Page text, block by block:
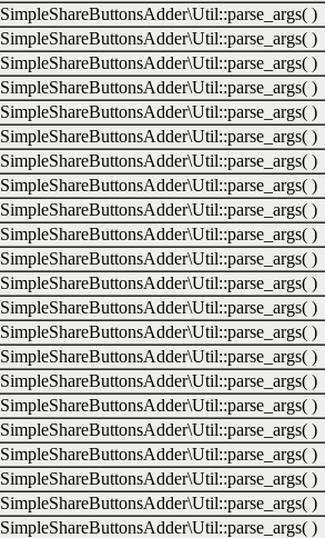
SimpleShareButtonsAdder\Util::parse_args( )
SimpleShareButtonsAdder\Util::parse_args( )
SimpleShareButtonsAdder\Util::parse_args( )
SimpleShareButtonsAdder\Util::parse_args( )
SimpleShareButtonsAdder\Util::parse_args( )
SimpleShareButtonsAdder\Util::parse_args( )
SimpleShareButtonsAdder\Util::parse_args( )
SimpleShareButtonsAdder\Util::parse_args( )
SimpleShareButtonsAdder\Util::parse_args( )
SimpleShareButtonsAdder\Util::parse_args( )
SimpleShareButtonsAdder\Util::parse_args( )
SimpleShareButtonsAdder\Util::parse_args( )
SimpleShareButtonsAdder\Util::parse_args( )
SimpleShareButtonsAdder\Util::parse_args( )
SimpleShareButtonsAdder\Util::parse_args( )
SimpleShareButtonsAdder\Util::parse_args( )
SimpleShareButtonsAdder\Util::parse_args( )
SimpleShareButtonsAdder\Util::parse_args( )
SimpleShareButtonsAdder\Util::parse_args( )
SimpleShareButtonsAdder\Util::parse_args( )
SimpleShareButtonsAdder\Util::parse_args( )
SimpleShareButtonsAdder\Util::parse_args( )